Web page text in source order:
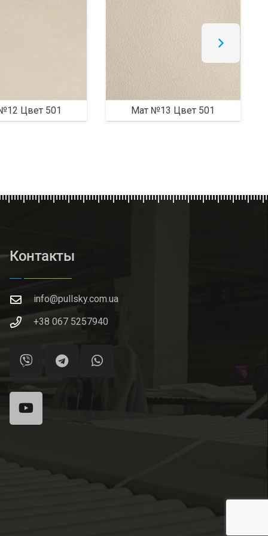
Цвет 501 Мат №13 Цвет 501
Контакты
info@pullsky.com.ua
+38 067 5257940